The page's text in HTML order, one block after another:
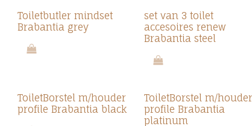
Toiletbutler mindset
Brabantia grey
set van 3 toilet
accesoires renew
Brabantia steel
ToiletBorstel m/houder
profile Brabantia black
ToiletBorstel m/houder
profile Brabantia
platinum